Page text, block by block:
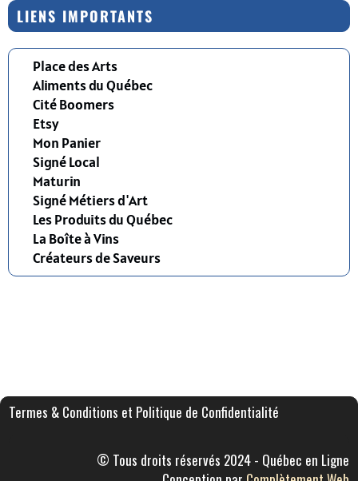
LIENS IMPORTANTS
Place des Arts
Aliments du Québec
Cité Boomers
Etsy
Mon Panier
Signé Local
Maturin
Signé Métiers d'Art
Les Produits du Québec
La Boîte à Vins
Créateurs de Saveurs
Termes & Conditions et Politique de Confidentialité
© Tous droits réservés 2024 - Québec en Ligne